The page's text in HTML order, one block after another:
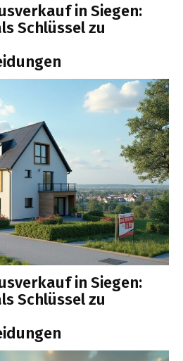
in Siegen:
Schlüssel zu
in Siegen:
Schlüssel zu